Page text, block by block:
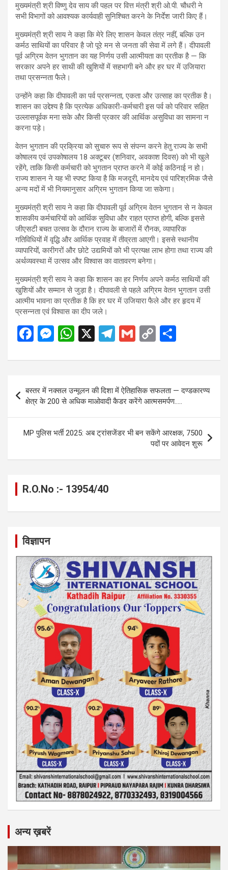
मुख्यमंत्री श्री विष्णु देव साय की पहल पर वित्त मंत्री श्री ओ.पी. चौधरी ने
सभी विभागों को आवश्यक कार्यवाही सुनिश्चित करने के निर्देश जारी किए हैं।
मुख्यमंत्री श्री साय ने कहा कि मेरे लिए शासन केवल तंत्र नहीं, बल्कि उन
कर्मठ साथियों का परिवार है जो पूरे मन से जनता की सेवा में लगे हैं। दीपावली
पूर्व अग्रिम वेतन भुगतान का यह निर्णय उसी आत्मीयता का प्रतीक है — कि
सरकार अपने हर साथी की खुशियों में सहभागी बने और हर घर में उजियारा
तथा प्रसन्नता फैले।
उन्होंने कहा कि दीपावली का पर्व प्रसन्नता, एकता और उत्साह का प्रतीक है।
शासन का उद्देश्य है कि प्रत्येक अधिकारी-कर्मचारी इस पर्व को परिवार सहित
उल्लासपूर्वक मना सके और किसी प्रकार की आर्थिक असुविधा का सामना न
करना पड़े।
वेतन भुगतान की प्रक्रिया को सुचारु रूप से संपन्न करने हेतु राज्य के सभी
कोषालय एवं उपकोषालय 18 अक्टूबर (शनिवार, अवकाश दिवस) को भी खुले
रहेंगे, ताकि किसी कर्मचारी को भुगतान प्राप्त करने में कोई कठिनाई न हो।
राज्य शासन ने यह भी स्पष्ट किया है कि मजदूरी, मानदेय एवं पारिश्रमिक जैसे
अन्य मदों में भी नियमानुसार अग्रिम भुगतान किया जा सकेगा।
मुख्यमंत्री श्री साय ने कहा कि दीपावली पूर्व अग्रिम वेतन भुगतान से न केवल
शासकीय कर्मचारियों को आर्थिक सुविधा और राहत प्राप्त होगी, बल्कि इससे
जीएसटी बचत उत्सव के दौरान राज्य के बाजारों में रौनक, व्यापारिक
गतिविधियों में वृद्धि और आर्थिक प्रवाह में तीव्रता आएगी। इससे स्थानीय
व्यापारियों, कारीगरों और छोटे उद्यमियों को भी प्रत्यक्ष लाभ होगा तथा राज्य की
अर्थव्यवस्था में उत्सव और विश्वास का वातावरण बनेगा।
मुख्यमंत्री श्री साय ने कहा कि शासन का हर निर्णय अपने कर्मठ साथियों की
खुशियों और सम्मान से जुड़ा है। दीपावली से पहले अग्रिम वेतन भुगतान उसी
आत्मीय भावना का प्रतीक है कि हर घर में उजियारा फैले और हर हृदय में
प्रसन्नता एवं विश्वास का दीप जले।
F
ce
o
o
k
M
se
g
er
W
at
A
p
p
X
T
e
gr
a
m
G
ail
C
py
n
k
ar
navigation
बस्तर में नक्सल उन्मूलन की दिशा में ऐतिहासिक सफलता — दण्डकारण्य
क्षेत्र के 200 से अधिक माओवादी कैडर करेंगे आत्मसमर्पण…..
MP पुलिस भर्ती 2025: अब ट्रांसजेंडर भी बन सकेंगे आरक्षक, 7500
पदों पर आवेदन शुरू
R.O.No :- 13954/40
विज्ञापन
अन्य ख़बरें